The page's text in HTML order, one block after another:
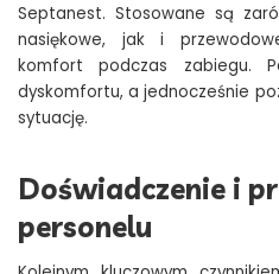
Septanest. Stosowane są
nasiękowe, jak i
komfort podczas zabiegu.
dyskomfortu, a jednocześnie
sytuację.
Doświadczenie i
personelu